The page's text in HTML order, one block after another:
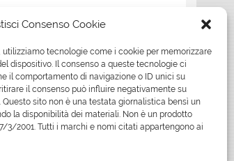
Consenso Cookie
utilizziamo tecnologie come i cookie per memorizzare
dispositivo. Il consenso a queste tecnologie ci
il comportamento di navigazione o ID unici su
il consenso può influire negativamente su
sito non è una testata giornalistica bensì un
la disponibilità dei materiali. Non è un prodotto
3/2001. Tutti i marchi e nomi citati appartengono ai